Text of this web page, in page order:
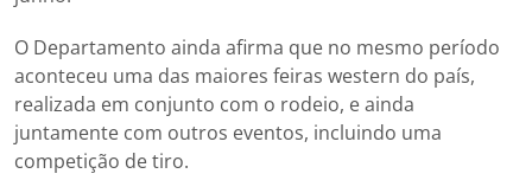
O Departamento ainda afirma que no mesmo período
aconteceu uma das maiores feiras western do país,
realizada em conjunto com o rodeio, e ainda
juntamente com outros eventos, incluindo uma
competição de tiro.